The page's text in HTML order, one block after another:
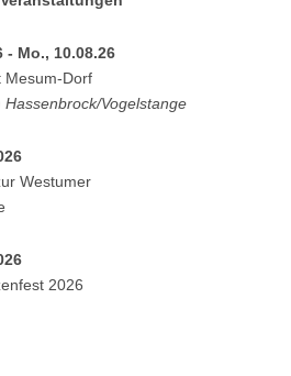
- Mo., 10.08.26
Mesum-Dorf
Hassenbrock/Vogelstange
Westumer
2026